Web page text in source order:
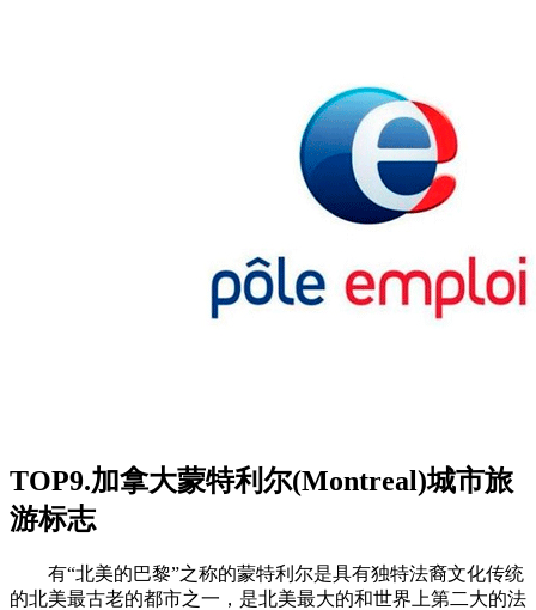
TOP9.加拿大蒙特利尔(Montreal)城市旅
游标志
有“北美的巴黎”之称的蒙特利尔是具有独特法裔文化传统
的北美最古老的都市之一，是北美最大的和世界上第二大的法